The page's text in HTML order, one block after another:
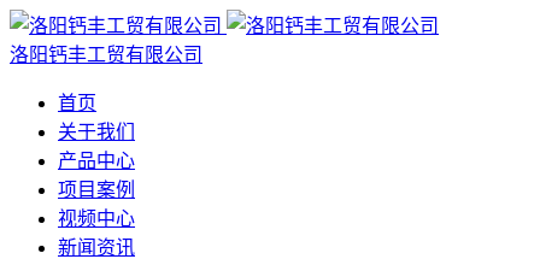
洛阳钙丰工贸有限公司
首页
关于我们
产品中心
项目案例
视频中心
新闻资讯